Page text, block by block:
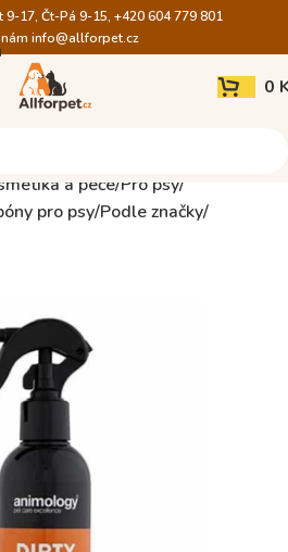
17, Čt-Pá 9-15, +420 604 779 801
info@allforpet.cz
0
a péče Pro psy
pro psy Podle značky